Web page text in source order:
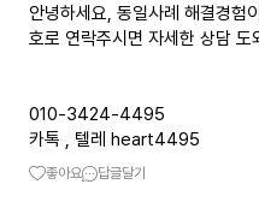
안녕하세요, 동일사례 해결경험
호로 연락주시면 자세한 상담
010-3424-4495
카톡 , 텔레 heart4495
좋아요 답글달기